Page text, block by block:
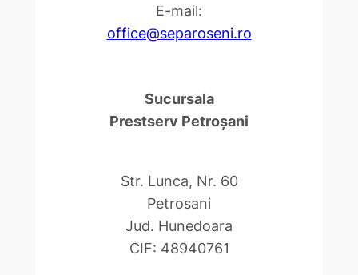
E-mail:
office@separoseni.ro
Sucursala
Prestserv Petroşani
Str. Lunca, Nr. 60
Petrosani
Jud. Hunedoara
CIF: 48940761